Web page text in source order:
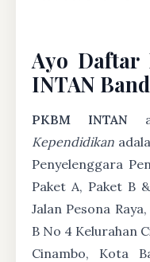
Ayo Daftar
INTAN
PKBM INTAN
Kependidikan
Penyelenggara
Paket A, Paket B
Jalan Pesona
B No 4 Kelurahan
Cinambo, Kota